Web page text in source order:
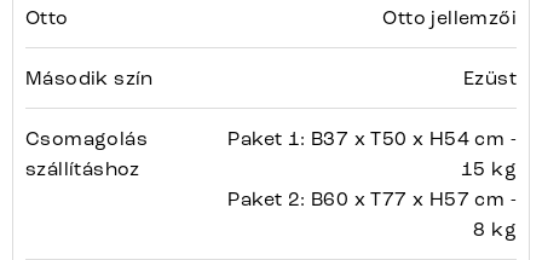
Otto Otto jellemzői
Második szín Ezüst
Csomagolás
szállításhoz
Paket 1: B37 x T50 x H54 cm -
15 kg
Paket 2: B60 x T77 x H57 cm -
8 kg